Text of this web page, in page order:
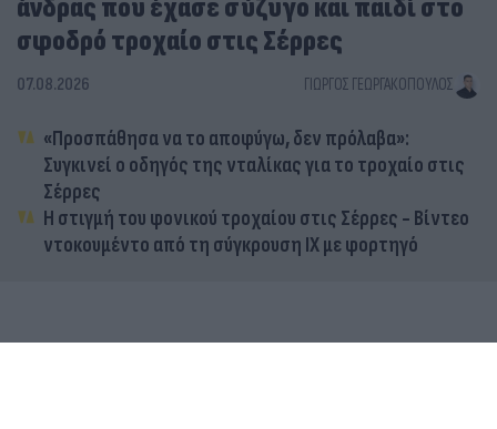
άνδρας που έχασε σύζυγο και παιδί στο
σφοδρό τροχαίο στις Σέρρες
07.08.2026 ΓΙΏΡΓΟΣ ΓΕΩΡΓΑΚΌΠΟΥΛΟΣ
«Προσπάθησα να το αποφύγω, δεν πρόλαβα»:
Συγκινεί ο οδηγός της νταλίκας για το τροχαίο στις
Σέρρες
Η στιγμή του φονικού τροχαίου στις Σέρρες - Βίντεο
ντοκουμέντο από τη σύγκρουση ΙΧ με φορτηγό